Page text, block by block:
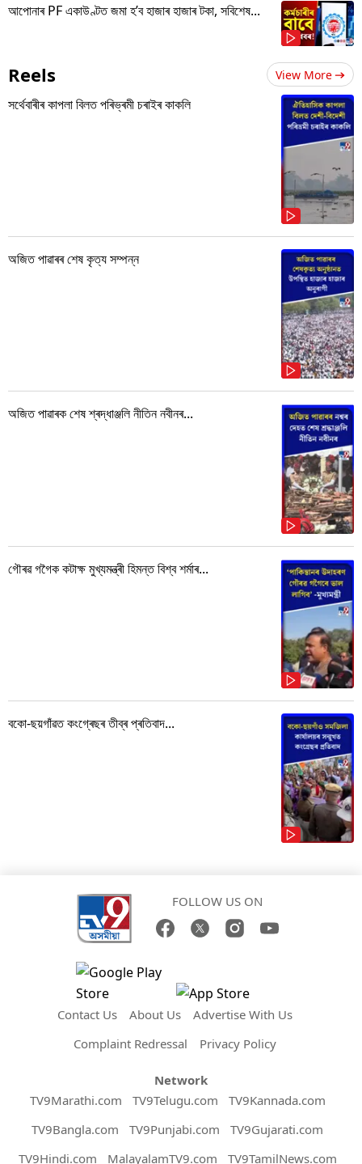
আপোনাৰ PF একাউণ্টত জমা হ’ব হাজাৰ হাজাৰ টকা, সবিশেষ...
Reels View More
সৰ্থেবাৰীৰ কাপলা বিলত পৰিভ্ৰমী চৰাইৰ কাকলি
অজিত পাৱাৰৰ শেষ কৃত্য সম্পন্ন
অজিত পাৱাৰক শেষ শ্ৰদ্ধাঞ্জলি নীতিন নবীনৰ...
গৌৰৱ গগৈক কটাক্ষ মুখ্যমন্ত্ৰী হিমন্ত বিশ্ব শৰ্মাৰ...
বকো-ছয়গাঁৱত কংগ্ৰেছৰ তীব্ৰ প্ৰতিবাদ...
FOLLOW US ON
Contact Us About Us
Advertise With Us
Complaint Redressal
Privacy Policy
Network
TV9Marathi.com
TV9Telugu.com
TV9Kannada.com
TV9Bangla.com
TV9Punjabi.com
TV9Gujarati.com
TV9Hindi.com
MalayalamTV9.com TV9TamilNews.com